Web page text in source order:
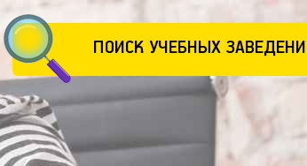
ПОИСК УЧЕБНЫХ